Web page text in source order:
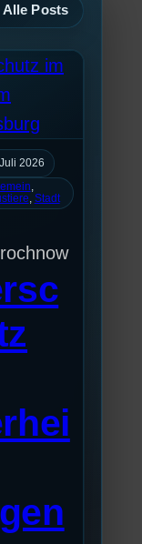
Alle Posts
2026
Stadt